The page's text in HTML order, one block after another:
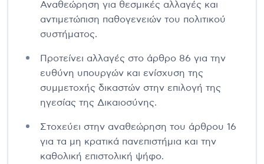
Αναθεώρηση για θεσμικές αλλαγές και
αντιμετώπιση παθογενειών του πολιτικού
συστήματος.
Προτείνει αλλαγές στο άρθρο 86 για την
ευθύνη υπουργών και ενίσχυση της
συμμετοχής δικαστών στην επιλογή της
ηγεσίας της Δικαιοσύνης.
Στοχεύει στην αναθεώρηση του άρθρου 16
για τα μη κρατικά πανεπιστήμια και την
καθολική επιστολική ψήφο.